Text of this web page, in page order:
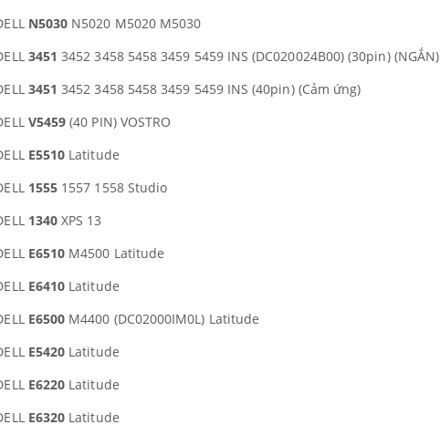
N5030 N5020 M5020 M5030
3451 3452 3458 5458 3459 5459 INS (DC020024B00) (30pin) (NGẮN)
3451 3452 3458 5458 3459 5459 INS (40pin) (Cảm ứng)
V5459 (40 PIN) VOSTRO
E5510 Latitude
1555 1557 1558 Studio
1340 XPS 13
E6510 M4500 Latitude
E6410 Latitude
E6500 M4400 (DC02000IM0L) Latitude
E5420 Latitude
E6220 Latitude
E6320 Latitude